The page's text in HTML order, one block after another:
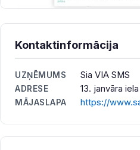
Kontaktinformācija
UZŅĒMUMS Sia VIA SMS
ADRESE 13. janvāra
MĀJASLAPA https://